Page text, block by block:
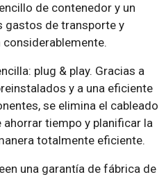
de contenedor y un
gastos de transporte y
plug & play. Gracias a
y a una eficiente
se elimina el cableado
tiempo y planificar la
totalmente eficiente.
una garantía de fábrica de